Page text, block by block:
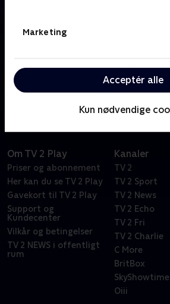
Marketing
Acceptér alle
Kun nødvendige
Ti år efter college dropper
sikkerhedsvagt og flytter til Berlin
drøm om at blive popstjerne til
Om TV 2 Play
Priser og abonnement
Her kan du se TV 2 Play
Gavekort til TV 2 Play
Support og
Kundecenter
Vilkår og betingelser
TV 2 NEWS i offentligt
rum
Kanaler
TV 2
TV 2 Sport
TV 2 News
TV 2 Echo
TV 2 Fri
TV 2 Charlie
C More
BritBox
SkyShowtime
Oiii